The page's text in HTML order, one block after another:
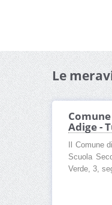
Le
Adige -
Il Comune
Scuola
Verde, 3,